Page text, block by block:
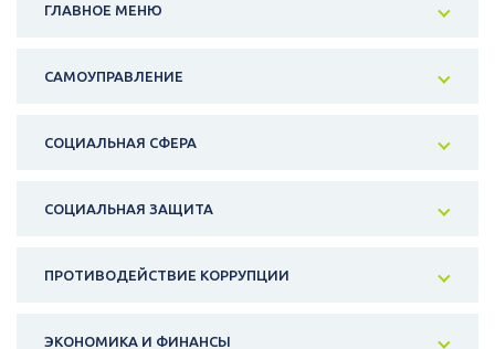
ГЛАВНОЕ МЕНЮ
САМОУПРАВЛЕНИЕ
СОЦИАЛЬНАЯ СФЕРА
СОЦИАЛЬНАЯ ЗАЩИТА
ПРОТИВОДЕЙСТВИЕ КОРРУПЦИИ
ЭКОНОМИКА И ФИНАНСЫ